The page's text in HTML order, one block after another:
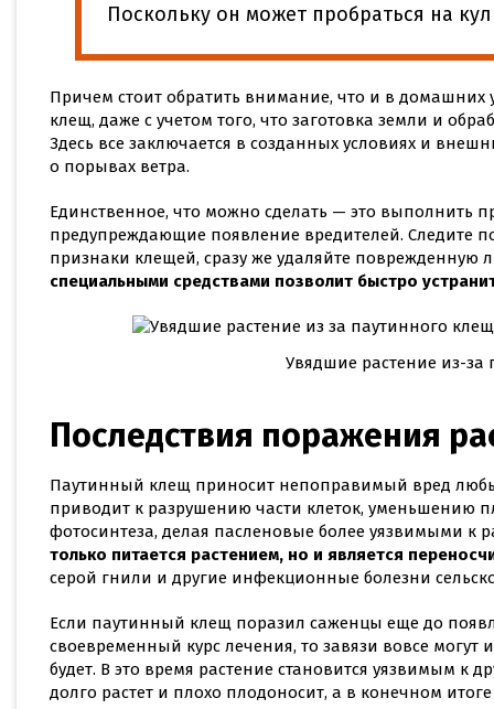
Поскольку он может пробраться на
Причем стоит обратить внимание, что и в домашних
клещ, даже с учетом того, что заготовка земли и
Здесь все заключается в созданных условиях и
о порывах ветра.
Единственное, что можно сделать — это выполнить
предупреждающие появление вредителей. Следите
признаки клещей, сразу же удаляйте поврежденную
специальными средствами позволит быстро
Увядшие растение из-за
Последствия поражения
Паутинный клещ приносит непоправимый вред
приводит к разрушению части клеток, уменьшению
фотосинтеза, делая пасленовые более уязвимыми к
только питается растением, но и является
серой гнили и другие инфекционные болезни
Если паутинный клещ поразил саженцы еще до
своевременный курс лечения, то завязи вовсе могут
будет. В это время растение становится уязвимым к
долго растет и плохо плодоносит, а в конечном